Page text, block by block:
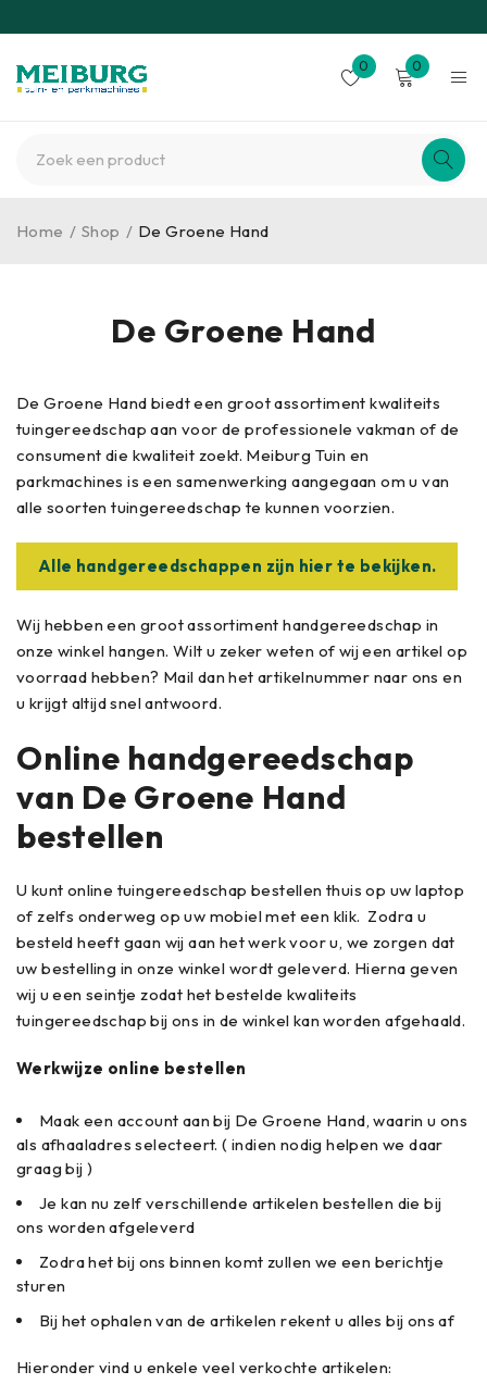
0 0
De Groene Hand
Home / Shop / De Groene Hand
De Groene Hand biedt een groot assortiment kwaliteits
tuingereedschap aan voor de professionele vakman of de
consument die kwaliteit zoekt. Meiburg Tuin en
parkmachines is een samenwerking aangegaan om u van
alle soorten tuingereedschap te kunnen voorzien.
Alle handgereedschappen zijn hier te bekijken.
Wij hebben een groot assortiment handgereedschap in
onze winkel hangen. Wilt u zeker weten of wij een artikel op
voorraad hebben? Mail dan het artikelnummer naar ons en
u krijgt altijd snel antwoord.
Online handgereedschap
van De Groene Hand
bestellen
U kunt online tuingereedschap bestellen thuis op uw laptop
of zelfs onderweg op uw mobiel met een klik. Zodra u
besteld heeft gaan wij aan het werk voor u, we zorgen dat
uw bestelling in onze winkel wordt geleverd. Hierna geven
wij u een seintje zodat het bestelde kwaliteits
tuingereedschap bij ons in de winkel kan worden afgehaald.
Werkwijze online bestellen
Maak een account aan bij De Groene Hand, waarin u ons
als afhaaladres selecteert. ( indien nodig helpen we daar
graag bij )
Je kan nu zelf verschillende artikelen bestellen die bij
ons worden afgeleverd
Zodra het bij ons binnen komt zullen we een berichtje
sturen
Bij het ophalen van de artikelen rekent u alles bij ons af
Hieronder vind u enkele veel verkochte artikelen: